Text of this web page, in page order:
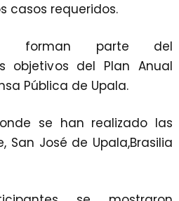
casos requeridos.
forman parte del
objetivos del Plan Anual
Pública de Upala.
se han realizado las
San José de Upala,Brasilia